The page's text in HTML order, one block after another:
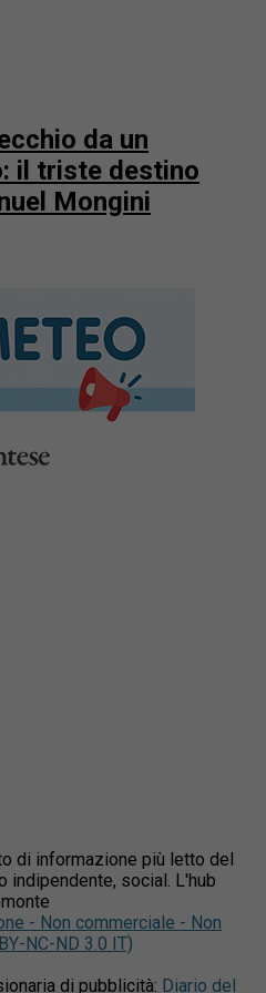
da un
il triste destino
Mongini
di informazione più letto del
indipendente, social. L'hub
- Non commerciale - Non
NC-ND 3.0 IT)
di pubblicità: Diario del